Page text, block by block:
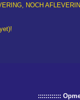
NOCH
::::::::::::